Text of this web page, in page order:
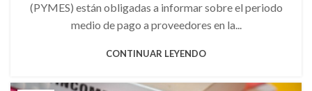
(PYMES) están obligadas a informar sobre el periodo
medio de pago a proveedores en la...
CONTINUAR LEYENDO